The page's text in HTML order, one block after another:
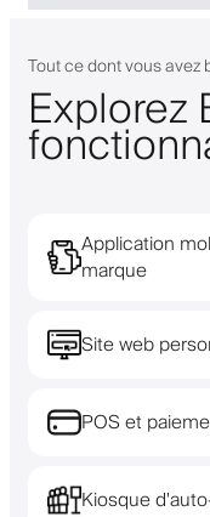
Tout ce dont vous
Explorez
Application
marque
Site web
POS et
Kiosque